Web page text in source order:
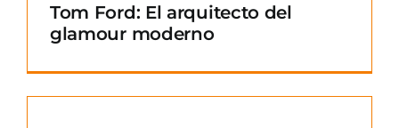
Tom Ford: El arquitecto del
glamour moderno